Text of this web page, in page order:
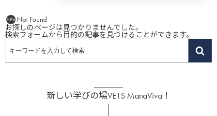
Not Found
お探しのページは見つかりませんでした。
検索フォームから目的の記事を見つけることができます。
新しい学びの場VETS ManaViva！